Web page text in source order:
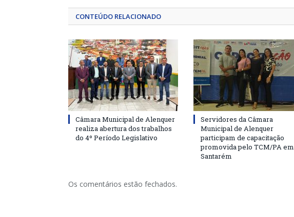
CONTEÚDO RELACIONADO
Câmara Municipal de Alenquer
realiza abertura dos trabalhos
do 4º Período Legislativo
Servidores da Câmara
Municipal de Alenquer
participam de capacitação
promovida pelo TCM/PA em
Santarém
Os comentários estão fechados.